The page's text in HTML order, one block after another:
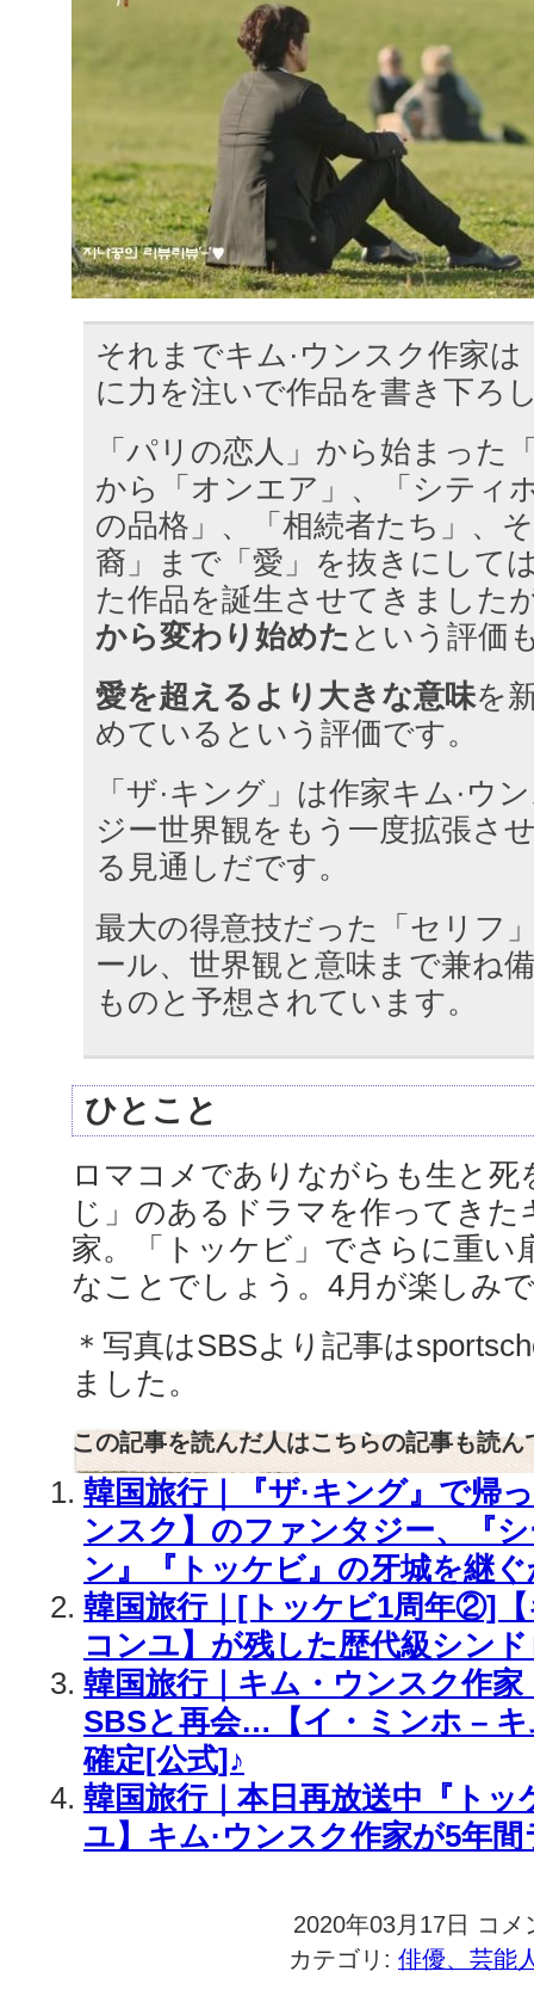
それまでキム·ウンスク作家は
に力を注いで作品を書き下ろ
「パリの恋人」から始まった
から「オンエア」、「シティ
の品格」、「相続者たち」、
裔」まで「愛」を抜きにして
た作品を誕生させてきました
から変わり始めた という評価
愛を超えるより大きな意味を
めているという評価です。
「ザ·キング」は作家キム·ウ
ジー世界観をもう一度拡張さ
る見通しだです。
最大の得意技だった「セリフ
ール、世界観と意味まで兼ね
ものと予想されています。
ひとこと
ロマコメでありながらも生と死
じ」のあるドラマを作ってきた
家。「トッケビ」でさらに重い
なことでしょう。4月が楽しみ
＊写真はSBSより記事は
ました。
この記事を読んだ人はこちらの記事も読ん
韓国旅行｜『ザ·キング』で帰
ンスク】のファンタジー、『
ン』『トッケビ』の牙城を継
韓国旅行｜[トッケビ1周年②]
コンユ】が残した歴代級シン
韓国旅行｜キム・ウンスク作
SBSと再会…【イ・ミンホ –
確定[公式]♪
韓国旅行｜本日再放送中『ト
ユ】キム·ウンスク作家が5年
2020年03月17日
韓
国
旅
コメ
カテゴリ: 俳優、芸能